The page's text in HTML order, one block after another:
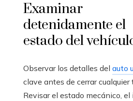
Examinar
detenidamente el
estado del
Observar los detalles del auto
clave antes de cerrar cualquier
Revisar el estado mecánico, el